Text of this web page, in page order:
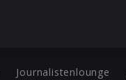
Journalistenlounge